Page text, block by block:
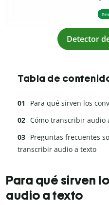
Detector
Tabla de
Para qué sirven los
Cómo transcribir audio
Preguntas frecuentes
transcribir audio a texto
Para qué sirven
audio a texto